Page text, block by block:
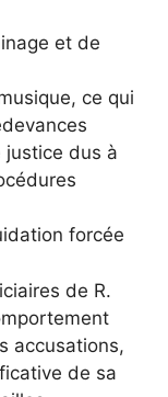
et de
ce qui
dus à
forcée
de R.
accusations,
de sa